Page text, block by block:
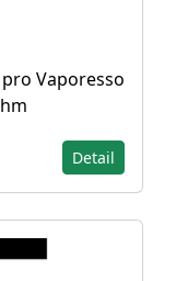
Vaporesso
Detail